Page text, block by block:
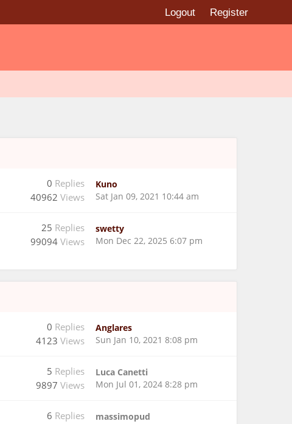
Logout Register
0 Replies
40962 Views
Kuno
Sat Jan 09, 2021 10:44 am
25 Replies
99094 Views
swetty
Mon Dec 22, 2025 6:07 pm
0 Replies
4123 Views
Anglares
Sun Jan 10, 2021 8:08 pm
5 Replies
9897 Views
Luca Canetti
Mon Jul 01, 2024 8:28 pm
6 Replies
massimopud